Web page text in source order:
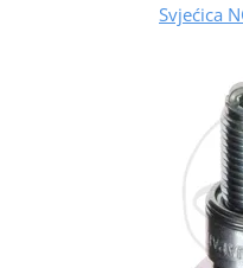
Svjećica